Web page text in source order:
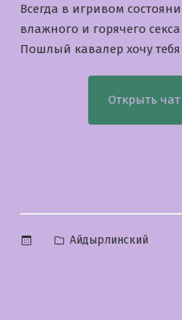
Всегда в игривом
влажного и горячего секса
Пошлый кавалер хочу тебя
Открыть
Опубликовано
Айдырлинский